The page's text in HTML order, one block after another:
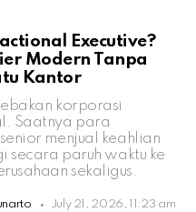
Executive?
Modern Tanpa
Kantor
korporasi
Saatnya para
menjual keahlian
secara paruh waktu ke
sekaligus.
July 21, 2026, 11:23 am